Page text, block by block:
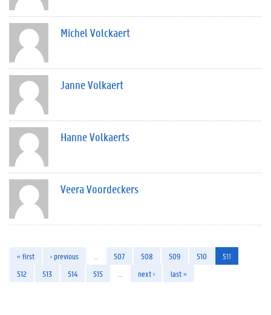
Michel Volckaert
Janne Volkaert
Hanne Volkaerts
Veera Voordeckers
« first ‹ previous 507 508 509 510
511
512
513 514 515 next › last »